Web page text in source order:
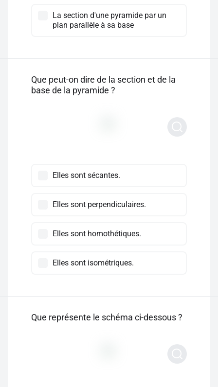
La section d'une pyramide par un
plan parallèle à sa base
Que peut-on dire de la section et de la
base de la pyramide ?
Elles sont sécantes.
Elles sont perpendiculaires.
Elles sont homothétiques.
Elles sont isométriques.
Que représente le schéma ci-dessous ?